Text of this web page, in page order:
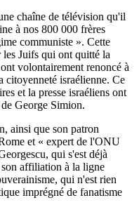
chaîne de télévision qu'il
à nos 800 000 frères
communiste ». Cette
Juifs qui ont quitté la
volontairement renoncé à
citoyenneté israélienne. Ce
et la presse israéliens ont
George Simion.
ainsi que son patron
et « expert de l'ONU
qui s'est déjà
son affiliation à la ligne
qui n'est rien
imprégné de fanatisme